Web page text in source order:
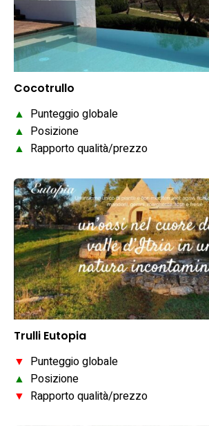
Cocotrullo
▲ Punteggio globale
▲ Posizione
▲ Rapporto qualità/prezzo
Trulli Eutopia
▼ Punteggio globale
▲ Posizione
▼ Rapporto qualità/prezzo